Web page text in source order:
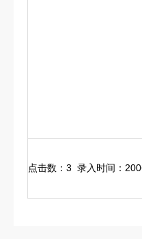
点击数：3 录入时间：